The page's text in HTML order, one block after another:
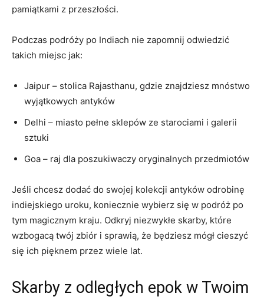
⁤pamiątkami z przeszłości.
Podczas podróży po⁢ Indiach​ nie⁢ zapomnij odwiedzić
takich miejsc⁣ jak:
Jaipur – stolica Rajasthanu, ⁢gdzie‍ znajdziesz mnóstwo‍
wyjątkowych antyków
Delhi – miasto pełne ​sklepów ze‌ starociami i galerii
sztuki
Goa – ⁢raj ​dla​ poszukiwaczy oryginalnych przedmiotów
Jeśli ⁣chcesz dodać do swojej kolekcji antyków odrobinę
indiejskiego uroku, koniecznie wybierz się w‌ podróż po
tym magicznym kraju.‍ Odkryj niezwykłe skarby, które
wzbogacą twój zbiór ⁤i sprawią, że będziesz mógł cieszyć
się ich pięknem ⁣przez ⁣wiele lat.
Skarby z‍ odległych epok w Twoim